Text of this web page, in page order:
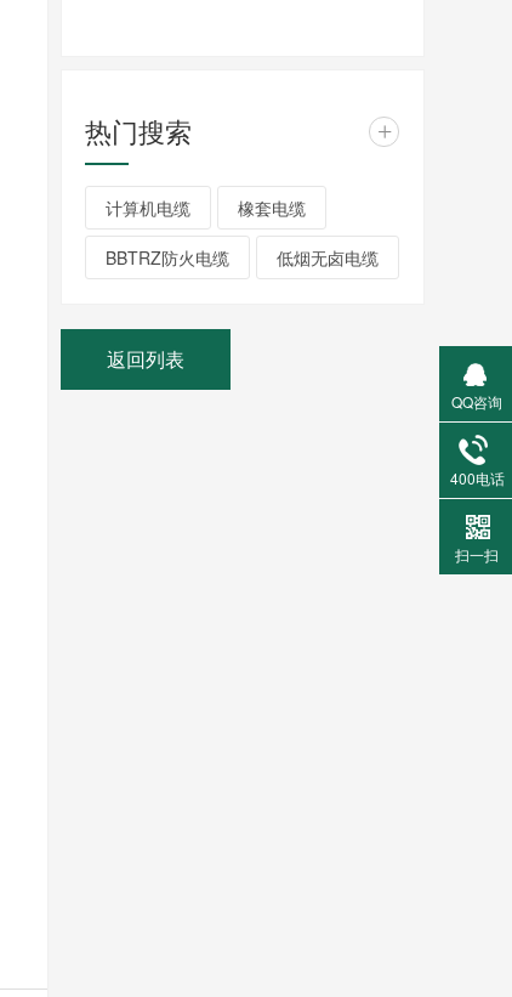
热门搜索 +
计算机电缆 橡套电缆
BBTRZ防火电缆 低烟无卤电缆
返回列表
QQ咨询
400电话
扫一扫